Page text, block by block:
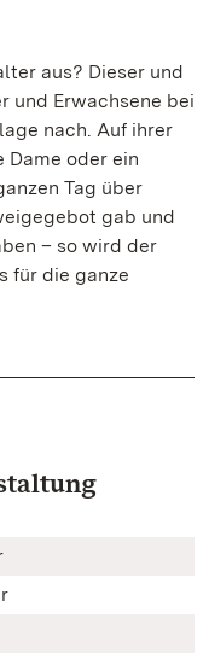
aus? Dieser und
und Erwachsene bei
nach. Auf ihrer
oder ein
Tag über
gab und
– so wird der
für die ganze